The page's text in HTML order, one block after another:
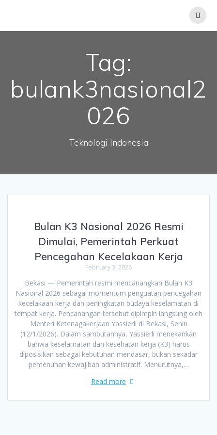
Tag:
bulank3nasional2
026
Teknologi Indonesia
Bulan K3 Nasional 2026 Resmi
Dimulai, Pemerintah Perkuat
Pencegahan Kecelakaan Kerja
February 3, 2026
Bekasi — Pemerintah resmi mencanangkan Bulan K3
Nasional 2026 sebagai momentum penguatan pencegahan
kecelakaan kerja dan peningkatan budaya keselamatan di
tempat kerja. Pencanangan tersebut dipimpin langsung oleh
Menteri Ketenagakerjaan Yassierli di Bekasi, Senin
(12/1/2026). Dalam sambutannya, Yassierli menekankan
bahwa keselamatan dan kesehatan kerja (K3) harus
diposisikan sebagai kebutuhan mendasar, bukan sekadar
pemenuhan kewajiban administratif. Menurutnya,…
Read more